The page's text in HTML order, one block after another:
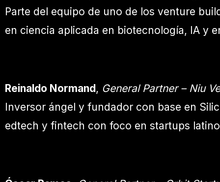
Parte del equipo de uno de los venture
en ciencia aplicada en biotecnología, IA y
Reinaldo Normand , General Partner – Niu
Inversor ángel y fundador con base en
edtech y fintech con foco en startups